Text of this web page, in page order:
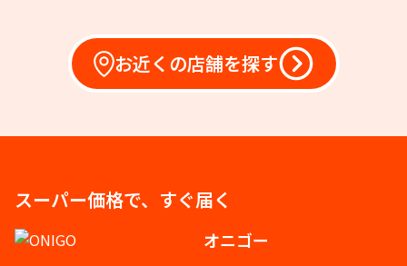
お近くの店舗を探す
スーパー価格で、すぐ届く
オニゴー